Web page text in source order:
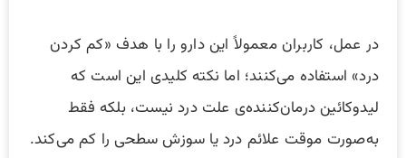
در عمل، کاربران معمولاً این دارو را با هدف «کم کردن
درد» استفاده می‌کنند؛ اما نکته کلیدی این است که
لیدوکائین درمان‌کننده‌ی علت درد نیست، بلکه فقط
به‌صورت موقت علائم درد یا سوزش سطحی را کم می‌کند.